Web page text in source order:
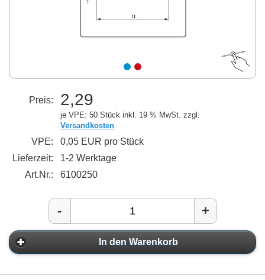
Preis: 2,29
je VPE: 50 Stück inkl. 19 % MwSt. zzgl.
Versandkosten
VPE:
0,05 EUR pro Stück
Lieferzeit:
1-2 Werktage
Art.Nr.:
6100250
- +
In den Warenkorb